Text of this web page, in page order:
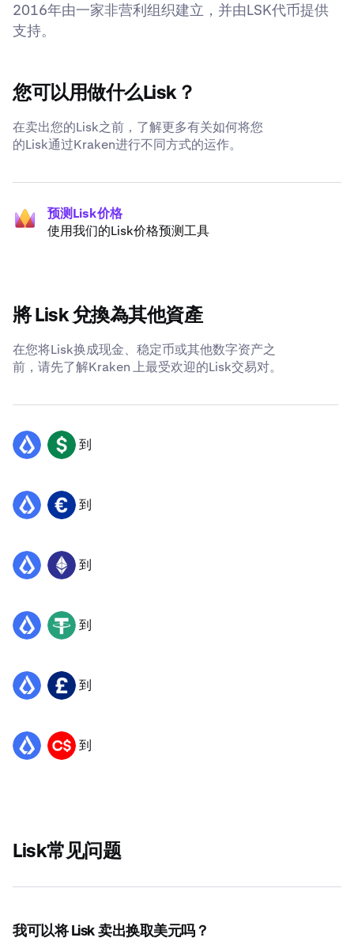
2016年由一家非营利组织建立，并由LSK代币提供
支持。
您可以用做什么Lisk？
在卖出您的Lisk之前，了解更多有关如何将您
的Lisk通过Kraken进行不同方式的运作。
预测Lisk价格
使用我们的Lisk价格预测工具
將 Lisk 兌換為其他資產
在您将Lisk换成现金、稳定币或其他数字资产之
前，请先了解Kraken 上最受欢迎的Lisk交易对。
LSK USD 到
LSK EUR 到
LSK ETH 到
LSK USDT 到
LSK GBP 到
LSK CAD 到
Lisk常见问题
我可以将 Lisk 卖出换取美元吗？